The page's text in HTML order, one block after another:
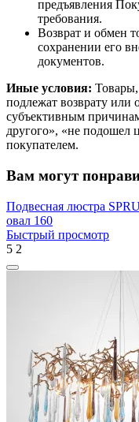
предъявления
требования.
Возврат и обмен
сохранении его
документов.
Иные условия:
подлежат возврату или
субъективным
другого», «не подошел
покупателем.
Вам могут
Подвесная люстра
овал 160
Быстрый просмотр
5 2